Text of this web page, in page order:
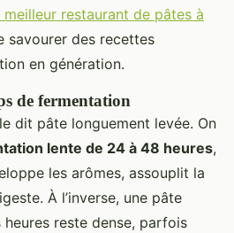
meilleur restaurant de pâtes à
savourer des recettes
en génération.
de fermentation
dit pâte longuement levée. On
lente de 24 à 48 heures,
les arômes, assouplit la
À l’inverse, une pâte
reste dense, parfois